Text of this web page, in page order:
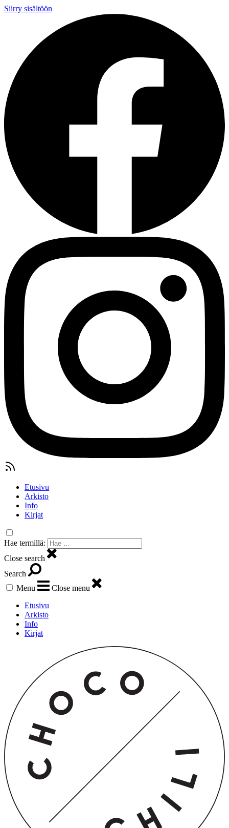
Siirry sisältöön
Etusivu
Arkisto
Info
Kirjat
Hae termillä:
Close search
Search
Menu
Close menu
Etusivu
Arkisto
Info
Kirjat